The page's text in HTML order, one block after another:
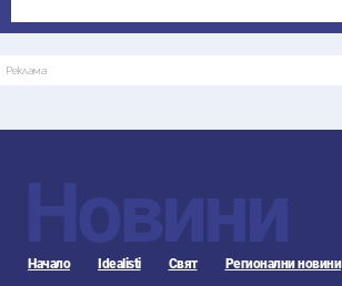
Реклама
Новини
Начало Idealisti Свят Регионални новини